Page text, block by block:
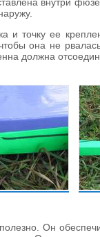
точку ее
она не
должна
Он